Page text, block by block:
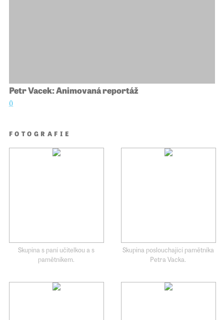
Petr Vacek: Animovaná reportáž
()
FOTOGRAFIE
Skupina s paní učitelkou a s
pamětníkem.
Skupina poslouchající pamětníka
Petra Vacka.